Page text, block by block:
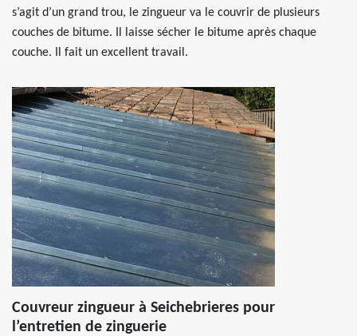
s’agit d’un grand trou, le zingueur va le couvrir de plusieurs
couches de bitume. Il laisse sécher le bitume après chaque
couche. Il fait un excellent travail.
Couvreur zingueur à Seichebrieres pour
l’entretien de zinguerie